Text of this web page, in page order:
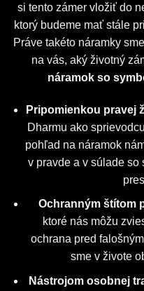
si tento zámer vložiť do
ktorý budeme mať stále
Práve takéto náramky
na vás, aký životný
náramok so
Pripomienkou pravej
Dharmu ako
pohľad na náramok
v pravde a v súlade so
Ochranným štítom
ktoré nás môžu
ochrana pred
sme v živote
Nástrojom osobnej